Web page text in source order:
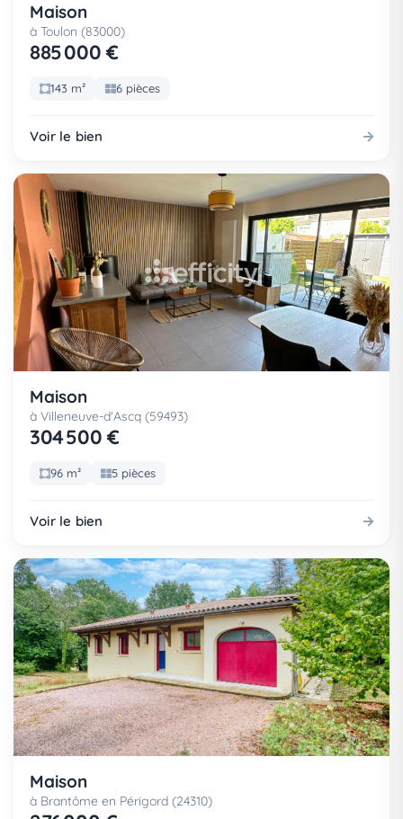
Maison
à Toulon (83000)
885 000 €
143 m² 6 pièces
Voir le bien
Maison
à Villeneuve-d'Ascq (59493)
304 500 €
96 m² 5 pièces
Voir le bien
Maison
à Brantôme en Périgord (24310)